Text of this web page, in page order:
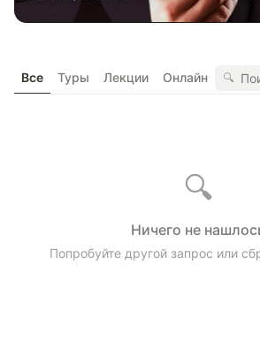
Все Туры Лекции Онлайн 🔍
🔍
Ничего не
Попробуйте другой запрос или